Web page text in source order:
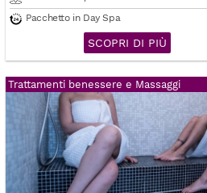
Pacchetto in Day Spa
SCOPRI DI PIÙ
Trattamenti benessere e Massaggi